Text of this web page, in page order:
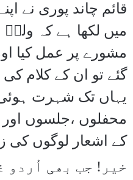
قائم چاند پوری نے
میں لکھا ہے کہ ولیؔ
مشورے پر عمل کیا
گئے تو ان کے کلام
یہاں تک شہرت
محفلوں ،جلسوں اور
کے اشعار لوگوں کی
خیر! جب بھی اُردو